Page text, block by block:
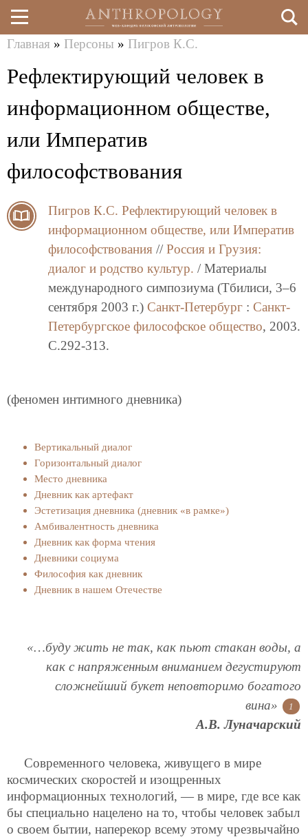
Перейти
к
здесь
Главная » Персоны » Пигров К.С.
Рефлектирующий человек в
информационном обществе,
или Императив
философствования
Пигров К.С. Рефлектирующий человек в
информационном обществе, или Императив
философствования // Россия и Грузия:
диалог и родство культур. / Материалы
международного симпозиума (Тбилиси, 3–6
сентября 2003 г.) Санкт-Петербург : Санкт-
Петербургское философское общество, 2003.
C.292-313.
(феномен интимного дневника)
Вертикальный диалог
Горизонтальный диалог
Место дневника
Дневник как артефакт
Эстетизация дневника (дневник «в рамке»)
Амбивалентность дневника
Дневник как форма чтения
Дневники социума
Философия как дневник
Дневник в нашем Отечестве
«…буду жить не так, как пьют стакан воды, а
как с напряженным вниманием дегустируют
сложнейший букет неповторимо богатого
вина»
1
А.В. Луначарский
Современного человека, живущего в мире
космических скоростей и изощренных
информационных технологий, — в мире, где все как
бы специально нацелено на то, чтобы человек забыл
о своем бытии, наперекор всему этому чрезвычайно